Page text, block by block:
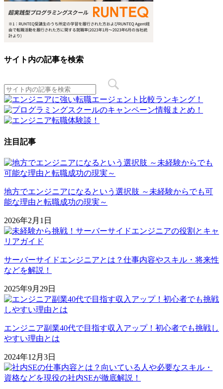
サイト内の記事を検索
注目記事
地方でエンジニアになるという選択肢 ～未経験からでも可
能な理由と転職成功の現実～
2026年2月1日
サーバーサイドエンジニアとは？仕事内容やスキル・将来性
などを解説！
2025年9月29日
エンジニア副業40代で目指す収入アップ！初心者でも挑戦し
やすい理由とは
2024年12月3日